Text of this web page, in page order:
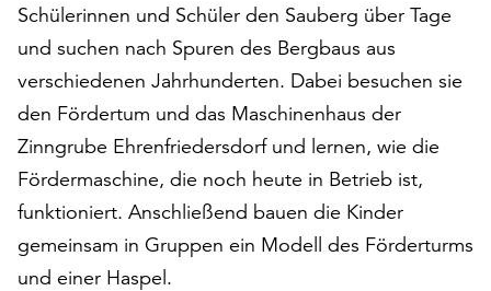
und
widerrufen.
Dafür
steht
Ihnen
am
Ende
der
Seite
die
Schaltfläche
Schülerinnen und Schüler den Sauberg über Tage
und suchen nach Spuren des Bergbaus aus
verschiedenen Jahrhunderten. Dabei besuchen sie
den Fördertum und das Maschinenhaus der
Zinngrube Ehrenfriedersdorf und lernen, wie die
Fördermaschine, die noch heute in Betrieb ist,
funktioniert. Anschließend bauen die Kinder
gemeinsam in Gruppen ein Modell des Förderturms
und einer Haspel.